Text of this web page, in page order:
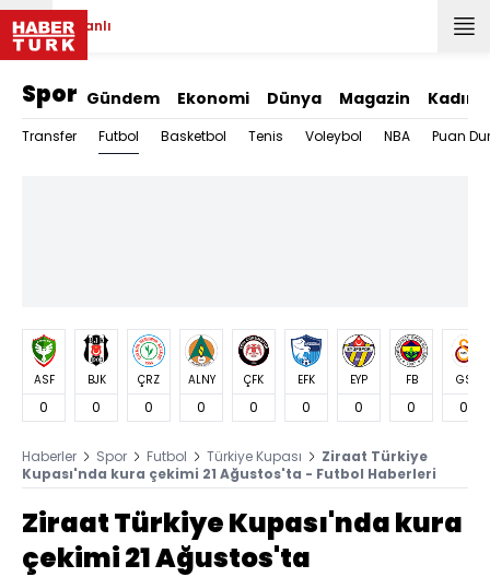
Canlı
Spor Gündem Ekonomi Dünya Magazin Kadın
Transfer Futbol Basketbol Tenis Voleybol NBA Puan
ASF
0
BJK
0
ÇRZ
0
ALNY
0
ÇFK
0
EFK
0
EYP
0
FB
0
GS
0
Haberler Spor Futbol Türkiye Kupası
Ziraat Türkiye
Kupası'nda kura çekimi 21 Ağustos'ta - Futbol Haberleri
Ziraat Türkiye Kupası'nda kura
çekimi 21 Ağustos'ta